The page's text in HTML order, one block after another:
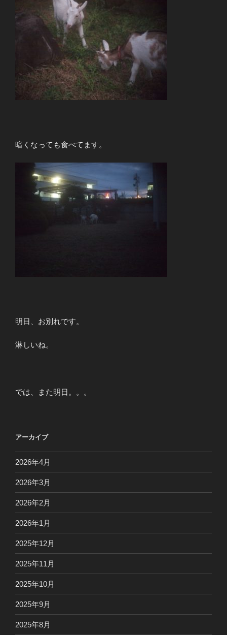
暗くなっても食べてます。
明日、お別れです。
淋しいね。
では、また明日。。。
アーカイブ
2026年4月
2026年3月
2026年2月
2026年1月
2025年12月
2025年11月
2025年10月
2025年9月
2025年8月